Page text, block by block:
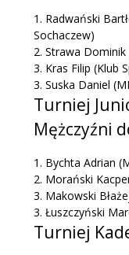
1. Radwański
Sochaczew)
2. Strawa Dominik
3. Kras Filip (Klub
3. Suska Daniel
Turniej
Mężczyźni
1. Bychta Adrian
2. Morański
3. Makowski
3. Łuszczyński
Turniej